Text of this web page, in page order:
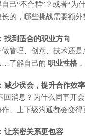
己“不合群”？或者“为
的，哪些挑战需要额
找到适合的职业方向
管理、创意、技术还
了解自己的 职业性格
减少误会，提升合作效率
回消息？为什么同事开
、上下级沟通都会变得
让亲密关系更包容